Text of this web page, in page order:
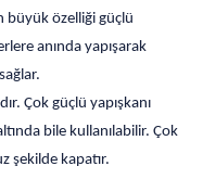
büyük özelliği güçlü
anında yapışarak
Çok güçlü yapışkanı
bile kullanılabilir. Çok
şekilde kapatır.